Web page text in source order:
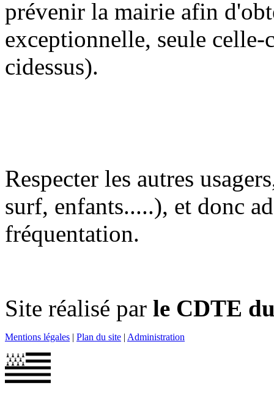
prévenir la mairie afin
exceptionnelle, seule
cidessus).
Respecter les autres
surf, enfants.....), et donc
fréquentation.
Site réalisé par le CDTE
Mentions légales | Plan du site | Administration